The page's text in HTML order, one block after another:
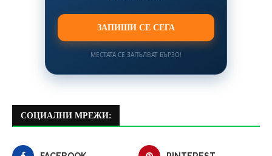
ЗАПИШИ СЕ СЕГА
МЕСТАТА СЕ ЗАПЪЛВАТ БЪРЗО!
СОЦИАЛНИ МРЕЖИ: